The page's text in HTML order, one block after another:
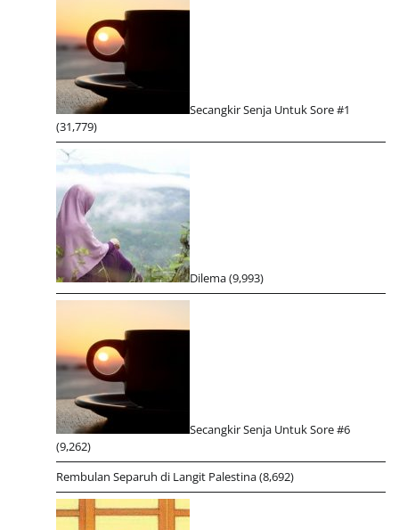
Secangkir Senja Untuk Sore #1
(31,779)
Dilema(9,993)
Secangkir Senja Untuk Sore #6
(9,262)
Rembulan Separuh di Langit Palestina(8,692)